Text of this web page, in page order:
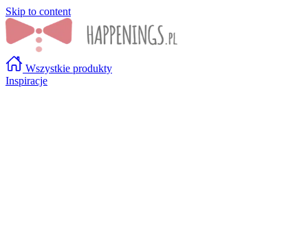
Skip to content
Wszystkie produkty
Inspiracje